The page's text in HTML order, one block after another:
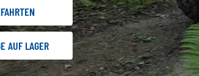
AUF LAGER